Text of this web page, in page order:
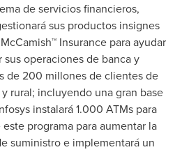
de servicios financieros,
sus productos insignes
Insurance para ayudar
sus operaciones de banca y
de 200 millones de clientes de
rural; incluyendo una gran base
instalará 1.000 ATMs para
programa para aumentar la
suministro e implementará un